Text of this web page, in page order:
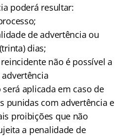
poderá resultar:
de advertência ou
dias;
não é possível a
aplicada em caso de
punidas com advertência e
proibições que não
a penalidade de